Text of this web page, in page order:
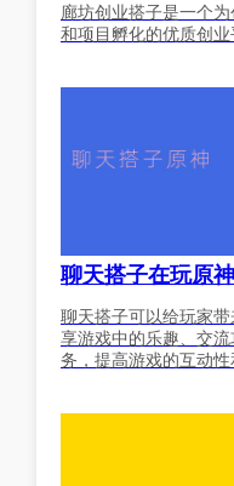
廊坊创业搭子是一个
和项目孵化的优质创业
聊天搭子在玩原
聊天搭子可以给玩家
享游戏中的乐趣、交
务，提高游戏的互动